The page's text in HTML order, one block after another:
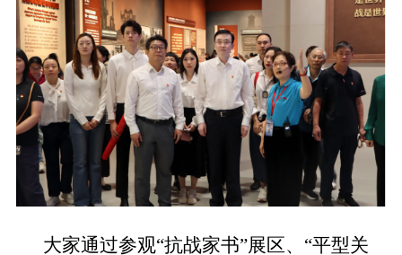
大家通过参观“抗战家书”展区、“平型关